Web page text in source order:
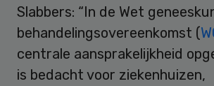
Slabbers: “In de Wet
behandelingsovereenkomst (
centrale aansprakelijkheid
is bedacht voor ziekenhuizen,